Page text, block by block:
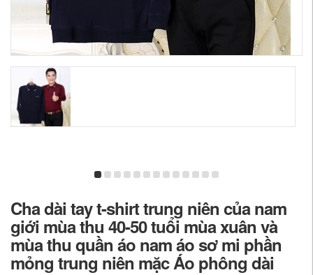
Cha dài tay t-shirt trung niên của nam
giới mùa thu 40-50 tuổi mùa xuân và
mùa thu quần áo nam áo sơ mi phần
mỏng trung niên mặc Áo phông dài